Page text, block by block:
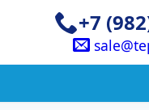
+7